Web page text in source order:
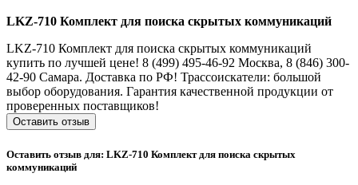
LKZ-710 Комплект для поиска скрытых коммуникаций
LKZ-710 Комплект для поиска скрытых коммуникаций
купить по лучшей цене! 8 (499) 495-46-92 Москва, 8 (846) 300-
42-90 Самара. Доставка по РФ! Трассоискатели: большой
выбор оборудования. Гарантия качественной продукции от
проверенных поставщиков!
Оставить отзыв
Оставить отзыв для: LKZ-710 Комплект для поиска скрытых
коммуникаций